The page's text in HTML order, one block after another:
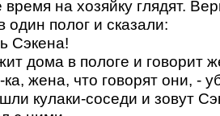
время на хозяйку глядят.
один полог и сказали:
Сэкена!
дома в пологе и говорит
жена, что говорят они, -
кулаки-соседи и зовут